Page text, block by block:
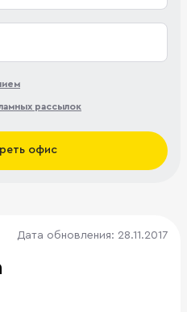
рассылок
офис
Дата обновления: 28.11.2017